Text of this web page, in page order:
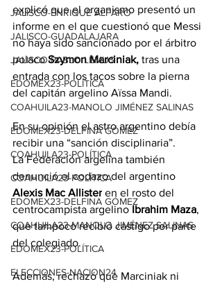
JALISCO-ENRIQUE ALFARO
JALISCO-GUADALAJARA
JALISCO-PABLO LEMUS
EDOMEX23-POLÍTICA
COAHUILA23-MANOLO JIMÉNEZ SALINAS
EDOMEX23-DELFINA GÓMEZ
COAHUILA23-POLÍTICA
COAHUILA23-POLÍTICA
EDOMEX23-DELFINA GÓMEZ
COAHUILA23-MANOLO JIMÉNEZ SALINAS
EDOMEX23-POLÍTICA
ELECCIONES-NACION24
explicó que el organismo presentó un
informe en el que cuestionó que Messi
no haya sido sancionado por el árbitro
polaco Szymon Marciniak, tras una
entrada con los tacos sobre la pierna
del capitán argelino Aïssa Mandi.
En su opinión el astro argentino debía
recibir una “sanción disciplinaria”.
La Federación argelina también
denunció el codazo del argentino
Alexis Mac Allister en el rosto del
centrocampista argelino Ibrahim Maza,
que tampoco recibió castigo por parte
del colegiado.
Además, rechazó que Marciniak ni